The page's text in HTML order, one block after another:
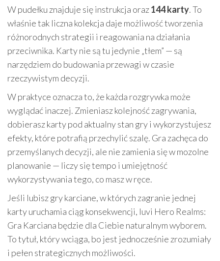
W pudełku znajduje się instrukcja oraz144 karty. To
właśnie tak liczna kolekcja daje możliwość tworzenia
różnorodnych strategii i reagowania na działania
przeciwnika. Karty nie są tu jedynie „tłem” — są
narzędziem do budowania przewagi w czasie
rzeczywistym decyzji.
W praktyce oznacza to, że każda rozgrywka może
wyglądać inaczej. Zmieniasz kolejność zagrywania,
dobierasz karty pod aktualny stan gry i wykorzystujesz
efekty, które potrafią przechylić szalę. Gra zachęca do
przemyślanych decyzji, ale nie zamienia się w mozolne
planowanie — liczy się tempo i umiejętność
wykorzystywania tego, co masz w ręce.
Jeśli lubisz gry karciane, w których zagranie jednej
karty uruchamia ciąg konsekwencji, Iuvi Hero Realms:
Gra Karciana będzie dla Ciebie naturalnym wyborem.
To tytuł, który wciąga, bo jest jednocześnie zrozumiały
i pełen strategicznych możliwości.